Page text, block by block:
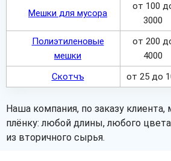
Мешки для мусора
от 100
3000
Полиэтиленовые
мешки
от 200
4000
Скотчъ от 25 до
Наша компания, по заказу
плёнку: любой длины, любого
из вторичного сырья.